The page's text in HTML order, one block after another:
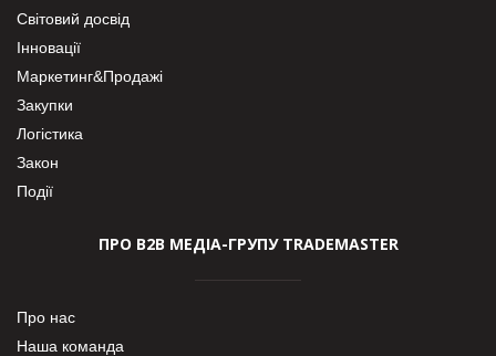
Світовий досвід
Інновації
Маркетинг&Продажі
Закупки
Логістика
Закон
Події
ПРО В2В МЕДІА-ГРУПУ TRADEMASTER
Про нас
Наша команда